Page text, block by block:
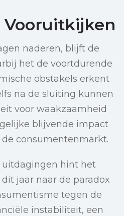
naderen, blijft de
het de voortdurende
obstakels erkent
na de sluiting kunnen
voor waakzaamheid
blijvende impact
consumentenmarkt.
uitdagingen hint het
jaar naar de paradox
tegen de
instabiliteit, een